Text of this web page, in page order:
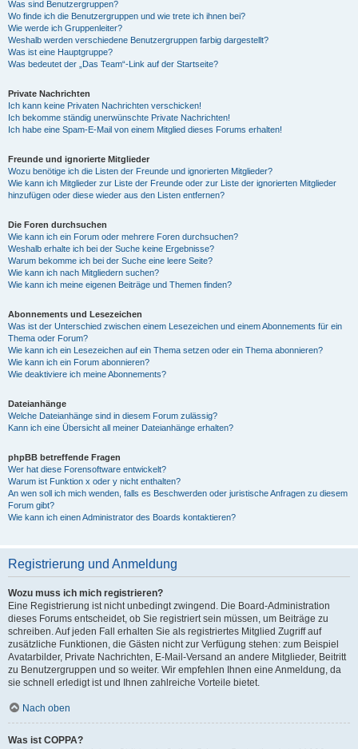
Was sind Benutzergruppen?
Wo finde ich die Benutzergruppen und wie trete ich ihnen bei?
Wie werde ich Gruppenleiter?
Weshalb werden verschiedene Benutzergruppen farbig dargestellt?
Was ist eine Hauptgruppe?
Was bedeutet der „Das Team“-Link auf der Startseite?
Private Nachrichten
Ich kann keine Privaten Nachrichten verschicken!
Ich bekomme ständig unerwünschte Private Nachrichten!
Ich habe eine Spam-E-Mail von einem Mitglied dieses Forums erhalten!
Freunde und ignorierte Mitglieder
Wozu benötige ich die Listen der Freunde und ignorierten Mitglieder?
Wie kann ich Mitglieder zur Liste der Freunde oder zur Liste der ignorierten Mitglieder
hinzufügen oder diese wieder aus den Listen entfernen?
Die Foren durchsuchen
Wie kann ich ein Forum oder mehrere Foren durchsuchen?
Weshalb erhalte ich bei der Suche keine Ergebnisse?
Warum bekomme ich bei der Suche eine leere Seite?
Wie kann ich nach Mitgliedern suchen?
Wie kann ich meine eigenen Beiträge und Themen finden?
Abonnements und Lesezeichen
Was ist der Unterschied zwischen einem Lesezeichen und einem Abonnements für ein
Thema oder Forum?
Wie kann ich ein Lesezeichen auf ein Thema setzen oder ein Thema abonnieren?
Wie kann ich ein Forum abonnieren?
Wie deaktiviere ich meine Abonnements?
Dateianhänge
Welche Dateianhänge sind in diesem Forum zulässig?
Kann ich eine Übersicht all meiner Dateianhänge erhalten?
phpBB betreffende Fragen
Wer hat diese Forensoftware entwickelt?
Warum ist Funktion x oder y nicht enthalten?
An wen soll ich mich wenden, falls es Beschwerden oder juristische Anfragen zu diesem
Forum gibt?
Wie kann ich einen Administrator des Boards kontaktieren?
Registrierung und Anmeldung
Wozu muss ich mich registrieren?
Eine Registrierung ist nicht unbedingt zwingend. Die Board-Administration
dieses Forums entscheidet, ob Sie registriert sein müssen, um Beiträge zu
schreiben. Auf jeden Fall erhalten Sie als registriertes Mitglied Zugriff auf
zusätzliche Funktionen, die Gästen nicht zur Verfügung stehen: zum Beispiel
Avatarbilder, Private Nachrichten, E-Mail-Versand an andere Mitglieder, Beitritt
zu Benutzergruppen und so weiter. Wir empfehlen Ihnen eine Anmeldung, da
sie schnell erledigt ist und Ihnen zahlreiche Vorteile bietet.
Nach oben
Was ist COPPA?